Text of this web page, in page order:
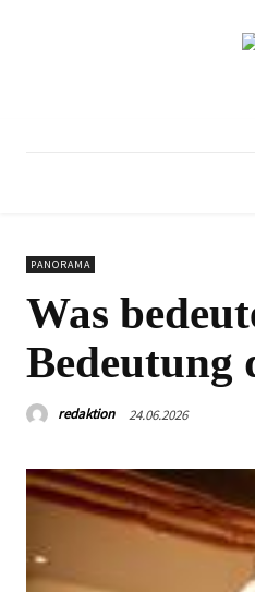
PANORAMA
Was
Bedeutung
redaktion 24.06.2026